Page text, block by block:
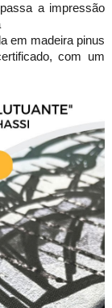
a impressão
em madeira pinus
com um